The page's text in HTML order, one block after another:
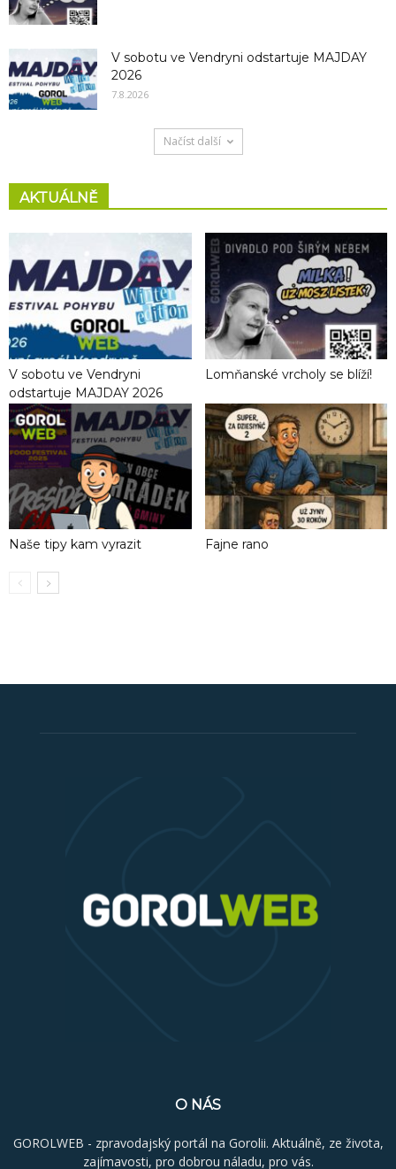
V sobotu ve Vendryni odstartuje MAJDAY
2026
7.8.2026
Načíst další
AKTUÁLNĚ
V sobotu ve Vendryni
odstartuje MAJDAY 2026
Lomňanské vrcholy se blíží!
Naše tipy kam vyrazit Fajne rano
O NÁS
GOROLWEB - zpravodajský portál na Gorolii. Aktuálně, ze života,
zajímavosti, pro dobrou náladu, pro vás.